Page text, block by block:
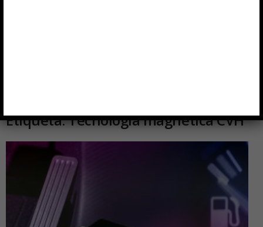
Etiqueta: Tecnología magnética CVH